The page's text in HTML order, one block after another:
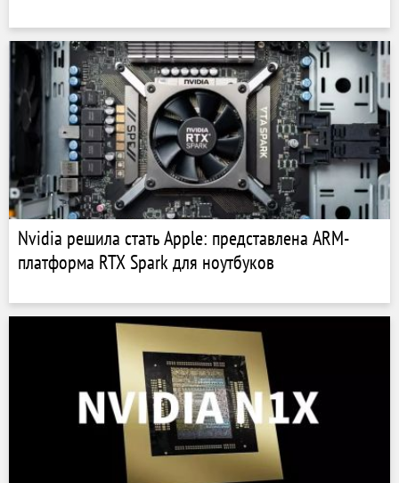
Nvidia решила стать Apple: представлена ARM-
платформа RTX Spark для ноутбуков